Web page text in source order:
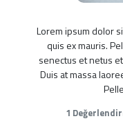
Lorem ipsum dolor
quis ex mauris.
senectus et netus
Duis at massa
1